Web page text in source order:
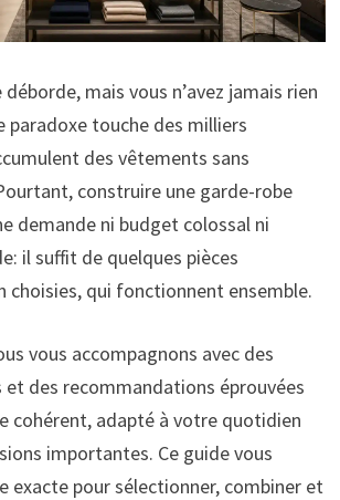
mais vous n’avez jamais rien
paradoxe touche des milliers
des vêtements sans
construire une garde-robe
demande ni budget colossal ni
il suffit de quelques pièces
choisies, qui fonctionnent ensemble.
vous accompagnons avec des
et des recommandations éprouvées
cohérent, adapté à votre quotidien
importantes. Ce guide vous
exacte pour sélectionner, combiner et